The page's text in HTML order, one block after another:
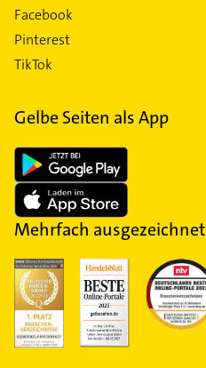
Facebook
Pinterest
TikTok
Gelbe Seiten als App
Mehrfach ausgezeichnet